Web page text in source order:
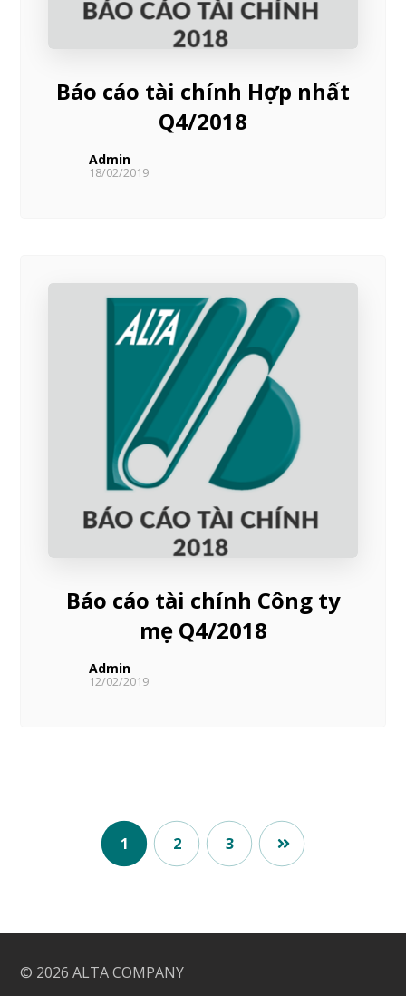
Báo cáo tài chính Hợp nhất
Q4/2018
Admin
18/02/2019
Báo cáo tài chính Công ty
mẹ Q4/2018
Admin
12/02/2019
1 2 3
© 2026ALTA COMPANY